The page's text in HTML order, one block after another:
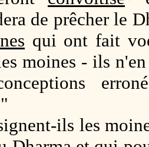
de prêcher le
qui ont fait
moines - ils
ils les